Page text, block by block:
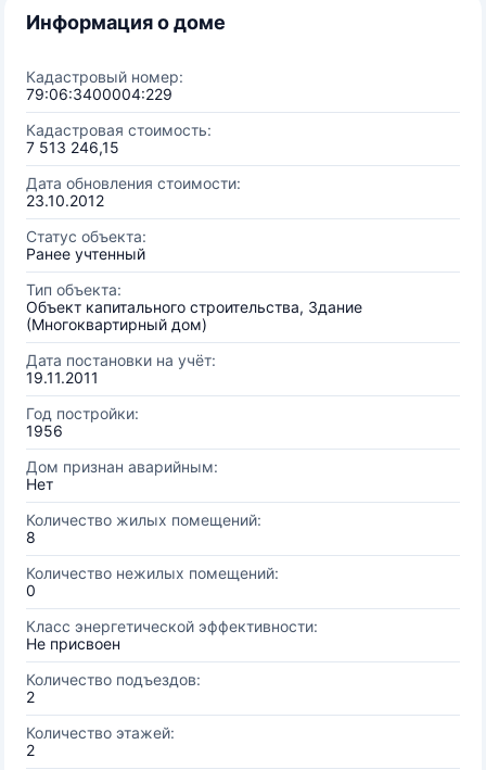
Информация о доме
Кадастровый номер:
79:06:3400004:229
Кадастровая стоимость:
7 513 246,15
Дата обновления стоимости:
23.10.2012
Статус объекта:
Ранее учтенный
Тип объекта:
Объект капитального строительства, Здание
(Многоквартирный дом)
Дата постановки на учёт:
19.11.2011
Год постройки:
1956
Дом признан аварийным:
Нет
Количество жилых помещений:
8
Количество нежилых помещений:
0
Класс энергетической эффективности:
Не присвоен
Количество подъездов:
2
Количество этажей:
2